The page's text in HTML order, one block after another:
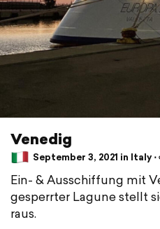
Venedig
September 3, 2021 in Italy ⋅
Ein- & Ausschiffung mit
gesperrter Lagune stellt
raus.